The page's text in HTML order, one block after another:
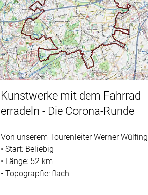
Kunstwerke mit dem Fahrrad
erradeln - Die Corona-Runde
Von unserem Tourenleiter Werner Wülfing
• Start: Beliebig
• Länge: 52 km
• Topograpfie: flach